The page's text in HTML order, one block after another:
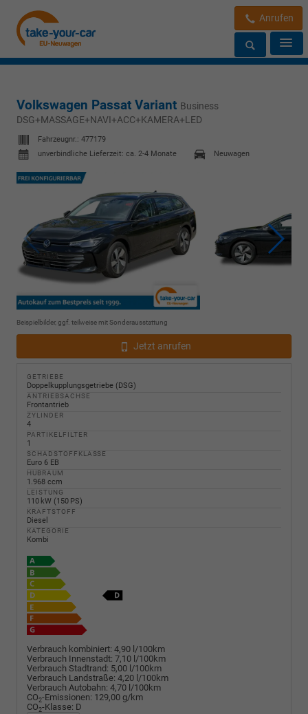
Anrufen
Volkswagen Passat Variant Business
DSG+MASSAGE+NAVI+ACC+KAMERA+LED
Fahrzeugnr.: 477179
unverbindliche Lieferzeit: ca. 2-4 Monate
Neuwagen
Beispielbilder, ggf. teilweise mit Sonderausstattung
Jetzt anrufen
GETRIEBE
Doppelkupplungsgetriebe (DSG)
ANTRIEBSACHSE
Frontantrieb
ZYLINDER
4
PARTIKELFILTER
1
SCHADSTOFFKLASSE
Euro 6 EB
HUBRAUM
1.968 ccm
LEISTUNG
110 kW (150 PS)
KRAFTSTOFF
Diesel
KATEGORIE
Kombi
Verbrauch kombiniert: 4,90 l/100km
Verbrauch Innenstadt: 7,10 l/100km
Verbrauch Stadtrand: 5,00 l/100km
Verbrauch Landstraße: 4,20 l/100km
Verbrauch Autobahn: 4,70 l/100km
CO2-Emissionen: 129,00 g/km
CO2-Klasse: D